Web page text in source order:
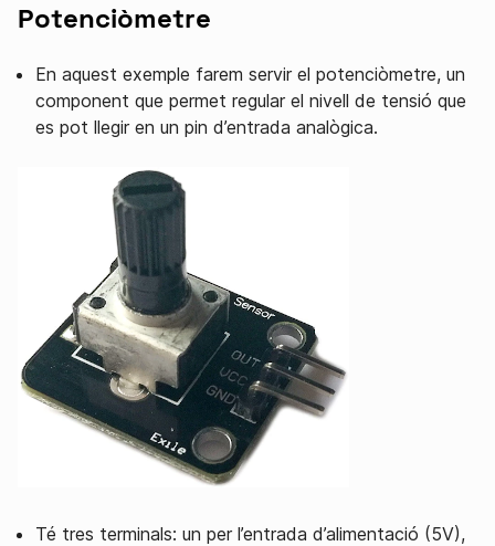
Potenciòmetre
En aquest exemple farem servir el potenciòmetre, un
component que permet regular el nivell de tensió que
es pot llegir en un pin d’entrada analògica.
Té tres terminals: un per l’entrada d’alimentació (5V),